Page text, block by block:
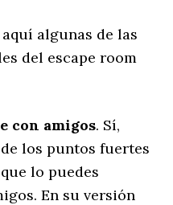
algunas de las
del escape room
con amigos. Sí,
los puntos fuertes
lo puedes
En su versión